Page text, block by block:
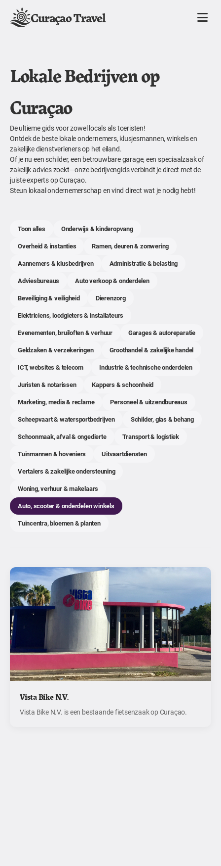
Curaçao Travel
Lokale Bedrijven op
Curaçao
De ultieme gids voor zowel locals als toeristen!
Ontdek de beste lokale ondernemers, klusjesmannen, winkels en
zakelijke dienstverleners op het eiland.
Of je nu een schilder, een betrouwbare garage, een speciaalzaak of
zakelijk advies zoekt—onze bedrijvengids verbindt je direct met de
juiste experts op Curaçao.
Steun lokaal ondernemerschap en vind direct wat je nodig hebt!
Toon alles
Onderwijs & kinderopvang
Overheid & instanties
Ramen, deuren & zonwering
Aannemers & klusbedrijven
Administratie & belasting
Adviesbureaus
Auto verkoop & onderdelen
Beveiliging & veiligheid
Dierenzorg
Elektriciens, loodgieters & installateurs
Evenementen, bruiloften & verhuur
Garages & autoreparatie
Geldzaken & verzekeringen
Groothandel & zakelijke handel
ICT, websites & telecom
Industrie & technische onderdelen
Juristen & notarissen
Kappers & schoonheid
Marketing, media & reclame
Personeel & uitzendbureaus
Scheepvaart & watersportbedrijven
Schilder, glas & behang
Schoonmaak, afval & ongedierte
Transport & logistiek
Tuinmannen & hoveniers
Uitvaartdiensten
Vertalers & zakelijke ondersteuning
Woning, verhuur & makelaars
Auto, scooter & onderdelen winkels
Tuincentra, bloemen & planten
Vista Bike N.V.
Vista Bike N.V. is een bestaande fietsenzaak op Curaçao.